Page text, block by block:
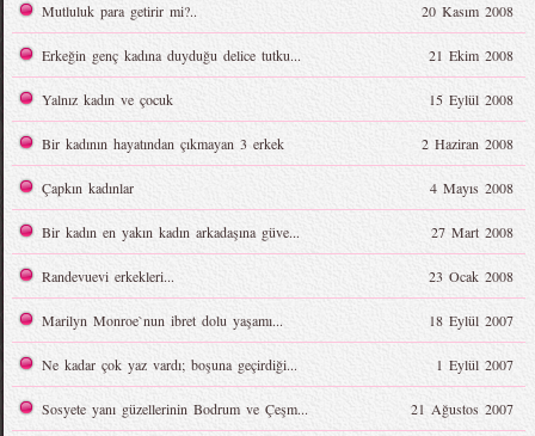
Mutluluk para getirir mi?.. 20 Kasım 2008
Erkeğin genç kadına duyduğu delice tutku... 21 Ekim 2008
Yalnız kadın ve çocuk 15 Eylül 2008
Bir kadının hayatından çıkmayan 3 erkek 2 Haziran 2008
Çapkın kadınlar 4 Mayıs 2008
Bir kadın en yakın kadın arkadaşına güve... 27 Mart 2008
Randevuevi erkekleri... 23 Ocak 2008
Marilyn Monroe`nun ibret dolu yaşamı... 18 Eylül 2007
Ne kadar çok yaz vardı; boşuna geçirdiği... 1 Eylül 2007
Sosyete yanı güzellerinin Bodrum ve Çeşm... 21 Ağustos 2007